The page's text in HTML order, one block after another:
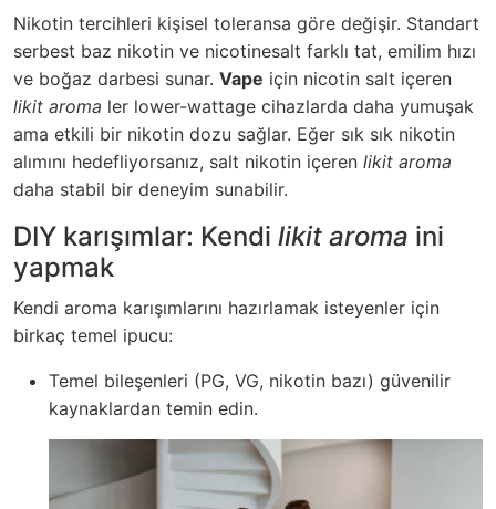
Nikotin tercihleri kişisel toleransa göre değişir. Standart
serbest baz nikotin ve nicotinesalt farklı tat, emilim hızı
ve boğaz darbesi sunar. Vape için nicotin salt içeren
likit aroma ler lower-wattage cihazlarda daha yumuşak
ama etkili bir nikotin dozu sağlar. Eğer sık sık nikotin
alımını hedefliyorsanız, salt nikotin içeren likit aroma
daha stabil bir deneyim sunabilir.
DIY karışımlar: Kendi likit aroma ini
yapmak
Kendi aroma karışımlarını hazırlamak isteyenler için
birkaç temel ipucu:
Temel bileşenleri (PG, VG, nikotin bazı) güvenilir
kaynaklardan temin edin.